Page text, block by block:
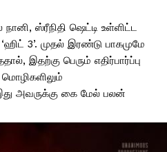
ஸ்ரீநிதி ஷெட்டி உள்ளிட்ட
3’. முதல் இரண்டு பாகமுமே
இதற்கு பெரும் எதிர்பார்ப்பு
அவருக்கு கை மேல் பலன்